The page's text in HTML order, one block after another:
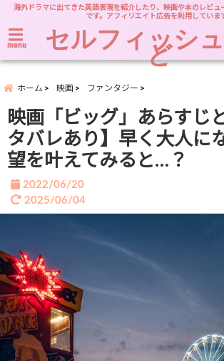
海外ドラマに出てきた英語表現を紹介したり、映画や本のレビュ
です。アフィリエイト広告を利用していま
menu セルフィッシ
ど
ホーム 映画 ファンタジー
映画「ビッグ」あらすじ
タバレあり】早く大人に
望を叶えてみると…？
2022/06/20
2025/06/04